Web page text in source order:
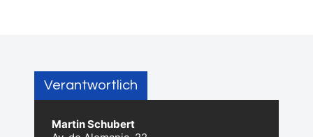
Verantwortlich
Martin Schubert